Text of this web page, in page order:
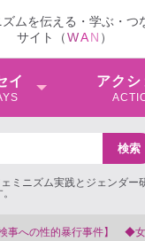
ズムを伝える・学ぶ・つ
サイト（WAN ）
イ アクシ
ミニズム実践とジェンダー
性検事を支援する会事務